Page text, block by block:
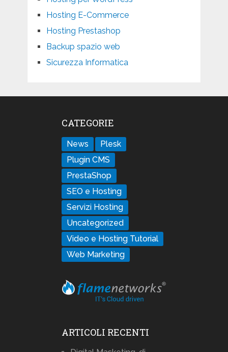
Hosting E-Commerce
Hosting Prestashop
Backup spazio web
Sicurezza Informatica
CATEGORIE
News
Plesk
Plugin CMS
PrestaShop
SEO e Hosting
Servizi Hosting
Uncategorized
Video e Hosting Tutorial
Web Marketing
ARTICOLI RECENTI